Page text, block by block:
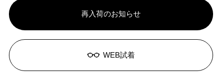
再入荷のお知らせ
WEB試着